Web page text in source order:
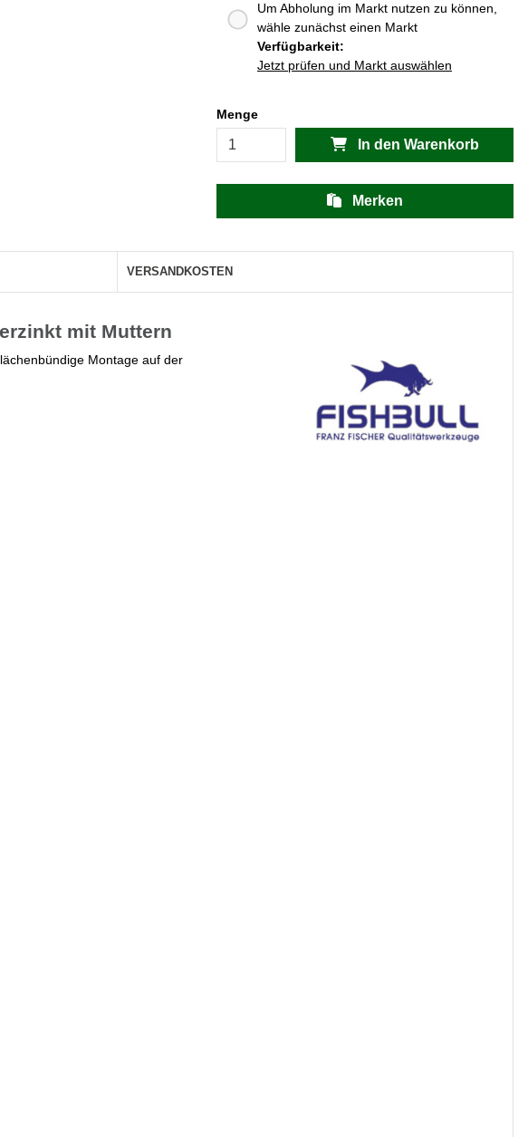
Um Abholung im Markt nutzen zu können,
wähle zunächst einen Markt
Verfügbarkeit:
Jetzt prüfen und Markt auswählen
Menge
In den Warenkorb
Merken
VERSANDKOSTEN
mit Muttern
Montage auf der